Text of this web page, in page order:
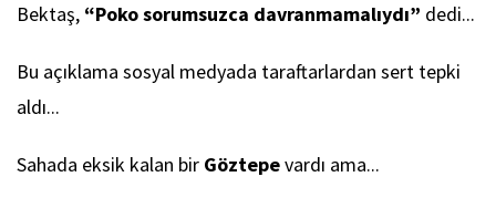
Bektaş, “Poko sorumsuzca davranmamalıydı” dedi...
Bu açıklama sosyal medyada taraftarlardan sert tepki
aldı...
Sahada eksik kalan bir Göztepevardı ama...